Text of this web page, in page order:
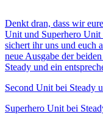
Denkt dran, dass wir
Unit und Superhero Unit
sichert ihr uns und euch
neue Ausgabe der
Steady und ein
Second Unit bei Steady
Superhero Unit bei